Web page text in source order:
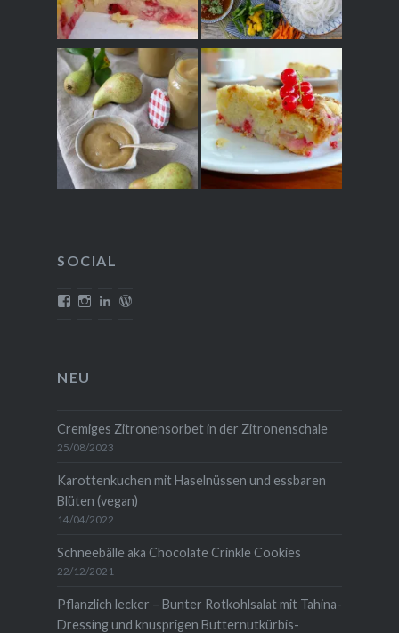
SOCIAL
Profil
anzeigen
ProfilProfil
NEU
Cremiges Zitronensorbet in der Zitronenschale
25/08/2023
Karottenkuchen mit Haselnüssen und essbaren
Blüten (vegan)
14/04/2022
Schneebälle aka Chocolate Crinkle Cookies
22/12/2021
Pflanzlich lecker – Bunter Rotkohlsalat mit Tahina-
Dressing und knusprigen Butternutkürbis-